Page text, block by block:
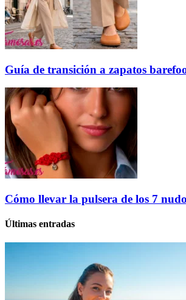
Guía de transición a zapatos
Cómo llevar la pulsera de los 7
Últimas entradas